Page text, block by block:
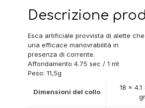
Descrizione
Esca artificiale provvista di alette
una efficace manovrabilità in
presenza di corrente.
Affondamento 4.75 sec / 1 mt
Peso: 11,5g
Dimensioni del collo
‎18 x 4.1